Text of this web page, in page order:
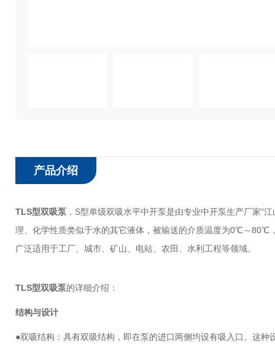
产品介绍
TLS型双吸泵 ，S型单级双吸水平中开泵是由专业中开泵生产厂家"
理、化学性质类似于水的其它液体，被输送的介质温度为0℃～80℃
广泛适用于工厂、城市、矿山、电站、农田、水利工程等领域。
TLS型双吸泵的详细介绍：
结构与设计
●双吸结构：具有双吸结构，即在泵的进口两侧均设有吸入口。这